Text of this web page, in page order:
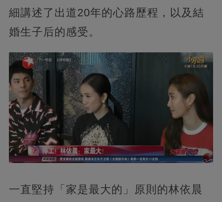
細講述了出道20年的心路歷程，以及結
婚生子后的感受。
一直堅持「家是最大的」原則的林依晨